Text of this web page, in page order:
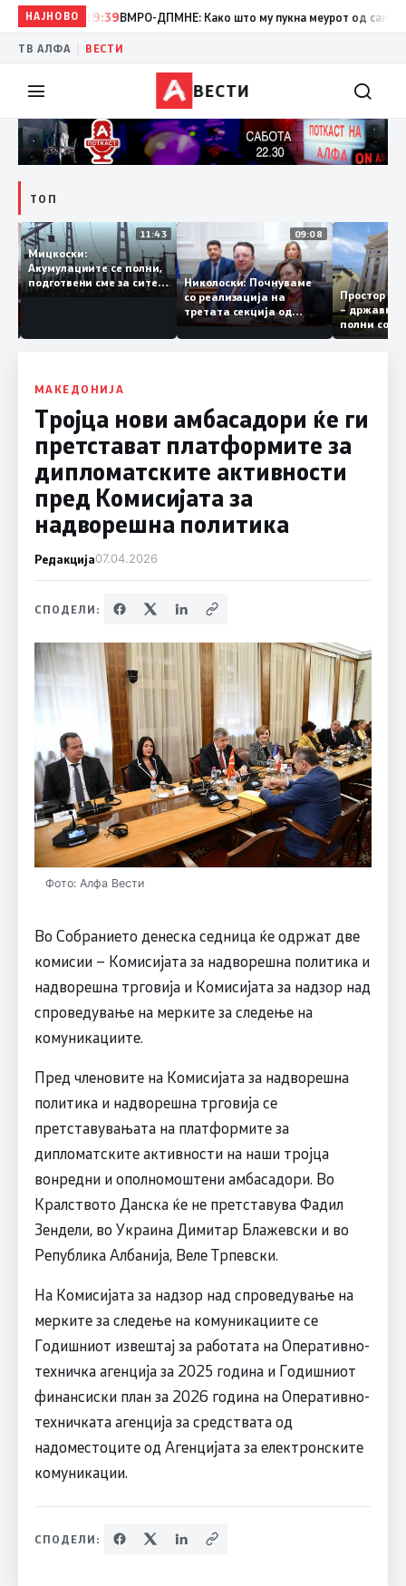
НАЈНОВО19:39ВМРО-ДПМНЕ: Како што му пукна меурот од сапуница
ТВ АЛФА ВЕСТИ
ВЕСТИ
ТОП
11:43
Мицкоски:
Акумулациите се полни,
подготвени сме за сите
ризици, не размислување
09:08
Николоски: Почнуваме
со реализација на
третата секција од
железничкиот Коридор
8, Македонија станува
Простор
–
полни со
МАКЕДОНИЈА
Тројца нови амбасадори ќе ги
претстават платформите за
дипломатските активности
пред Комисијата за
надворешна политика
Редакција07.04.2026
СПОДЕЛИ:
Фото: Алфа Вести
Во Собранието денеска седница ќе одржат две
комисии – Комисијата за надворешна политика и
надворешна трговија и Комисијата за надзор над
спроведување на мерките за следење на
комуникациите.
Пред членовите на Комисијата за надворешна
политика и надворешна трговија се
претставувањата на платформите за
дипломатските активности на наши тројца
вонредни и ополномоштени амбасадори. Во
Кралството Данска ќе не претставува Фадил
Зендели, во Украина Димитар Блажевски и во
Република Албанија, Веле Трпевски.
На Комисијата за надзор над спроведување на
мерките за следење на комуникациите се
Годишниот извештај за работата на Оперативно-
техничка агенција за 2025 година и Годишниот
финансиски план за 2026 година на Оперативно-
техничката агенција за средствата од
надоместоците од Агенцијата за електронските
комуникации.
СПОДЕЛИ: